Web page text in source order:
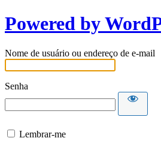
Powered by
Nome de usuário ou endereço de e-mail
Senha
Lembrar-me